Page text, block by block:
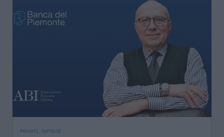
PRIVATI, IMPRESE